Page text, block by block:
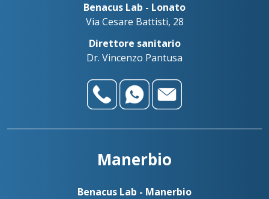
Benacus Lab - Lonato
Via Cesare Battisti, 28
Direttore sanitario
Dr. Vincenzo Pantusa
Manerbio
Benacus Lab - Manerbio